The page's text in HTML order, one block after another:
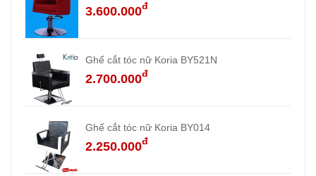
3.600.000đ
Ghế cắt tóc nữ Koria BY521N
2.700.000đ
Ghế cắt tóc nữ Koria BY014
2.250.000đ